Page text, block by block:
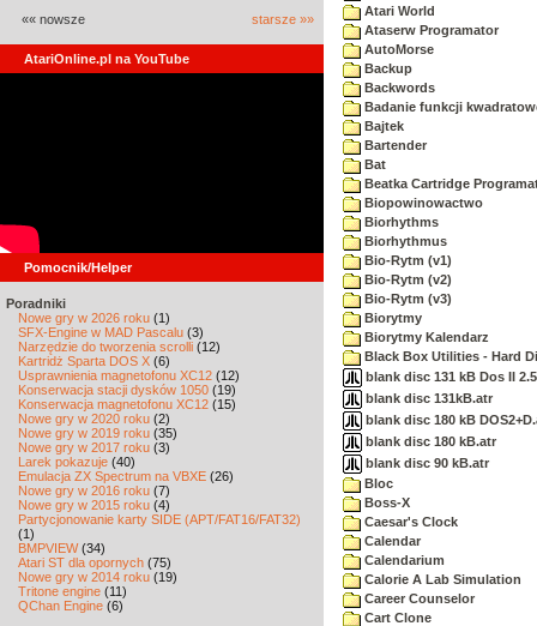
«« nowsze starsze »»
AtariOnline.pl na YouTube
Pomocnik/Helper
Poradniki
Nowe gry w 2026 roku (1)
SFX-Engine w MAD Pascalu (3)
Narzędzie do tworzenia scrolli (12)
Kartridż Sparta DOS X (6)
Usprawnienia magnetofonu XC12 (12)
Konserwacja stacji dysków 1050 (19)
Konserwacja magnetofonu XC12 (15)
Nowe gry w 2020 roku (2)
Nowe gry w 2019 roku (35)
Nowe gry w 2017 roku (3)
Larek pokazuje (40)
Emulacja ZX Spectrum na VBXE (26)
Nowe gry w 2016 roku (7)
Nowe gry w 2015 roku (4)
Partycjonowanie karty SIDE (APT/FAT16/FAT32)
(1)
BMPVIEW(34)
Atari ST dla opornych (75)
Nowe gry w 2014 roku (19)
Tritone engine (11)
QChan Engine (6)
Atari World
Ataserw Programator
AutoMorse
Backup
Backwords
Badanie funkcji
Bajtek
Bartender
Bat
Beatka Cartridge
Biopowinowactwo
Biorhythms
Biorhythmus
Bio-Rytm (v1)
Bio-Rytm (v2)
Bio-Rytm (v3)
Biorytmy
Biorytmy Kalendarz
Black Box Utilities - Hard
blank disc 131 kB Dos II
blank disc 131kB.atr
blank disc 180 kB
blank disc 180 kB.atr
blank disc 90 kB.atr
Bloc
Boss-X
Caesar's Clock
Calendar
Calendarium
Calorie A Lab Simulation
Career Counselor
Cart Clone